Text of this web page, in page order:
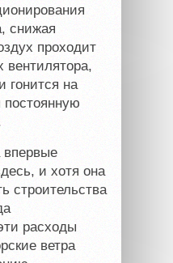
снижая
проходит
вентилятора,
гонится на
впервые
и хотя она
строительства
расходы
ветра